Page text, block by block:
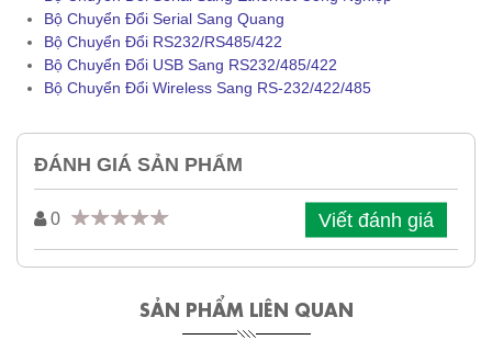
Bộ Chuyển Đổi Serial Sang Quang
Bộ Chuyển Đổi RS232/RS485/422
Bộ Chuyển Đổi USB Sang RS232/485/422
Bộ Chuyển Đổi Wireless Sang RS-232/422/485
ĐÁNH GIÁ SẢN PHẨM
0 Viết đánh giá
SẢN PHẨM LIÊN QUAN